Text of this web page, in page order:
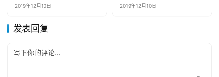
2019年12月10日 2019年12月10日
发表回复